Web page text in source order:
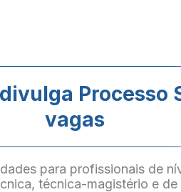
Processo
vagas
para profissionais de
técnica-magistério e